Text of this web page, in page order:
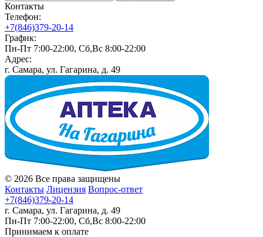
Контакты
Телефон:
+7(846)379-20-14
График:
Пн-Пт 7:00-22:00, Сб,Вс 8:00-22:00
Адрес:
г. Самара, ул. Гагарина, д. 49
© 2026 Все права защищены
Контакты Лицензия Вопрос-ответ
+7(846)379-20-14
г. Самара, ул. Гагарина, д. 49
Пн-Пт 7:00-22:00, Сб,Вс 8:00-22:00
Принимаем к оплате